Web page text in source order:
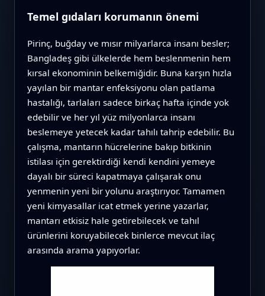
Temel gıdaları korumanın önemi
Pirinç, buğday ve mısır milyarlarca insanı besler;
Bangladeş gibi ülkelerde hem beslenmenin hem
kırsal ekonominin belkemiğidir. Buna karşın hızla
yayılan bir mantar enfeksiyonu olan patlama
hastalığı, tarlaları sadece birkaç hafta içinde yok
edebilir ve her yıl yüz milyonlarca insanı
beslemeye yetecek kadar tahılı tahrip edebilir. Bu
çalışma, mantarın hücrelerine bakıp bitkinin
istilası için gerektirdiği kendi kendini yemeye
dayalı bir süreci kapatmaya çalışarak onu
yenmenin yeni bir yolunu araştırıyor. Tamamen
yeni kimyasallar icat etmek yerine yazarlar,
mantarı etkisiz hale getirebilecek ve tahıl
ürünlerini koruyabilecek binlerce mevcut ilaç
arasında arama yapıyorlar.